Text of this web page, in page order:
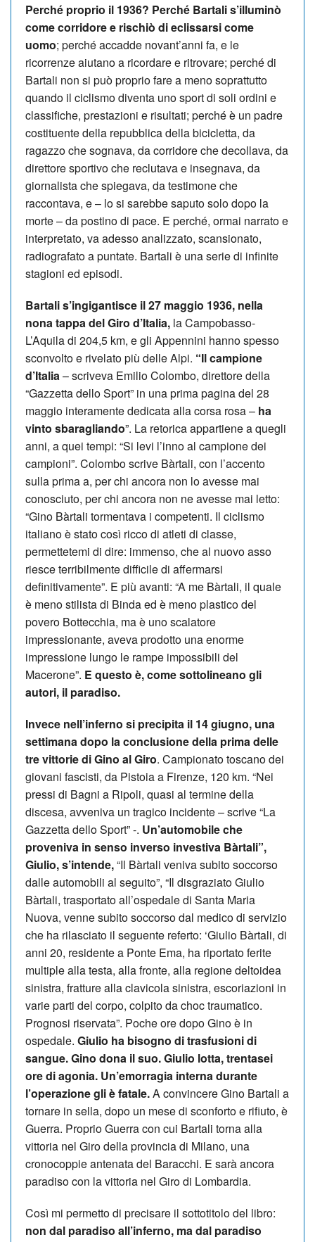
Perché proprio il 1936? Perché Bartali s’illuminò
come corridore e rischiò di eclissarsi come
uomo; perché accadde novant’anni fa, e le
ricorrenze aiutano a ricordare e ritrovare; perché di
Bartali non si può proprio fare a meno soprattutto
quando il ciclismo diventa uno sport di soli ordini e
classifiche, prestazioni e risultati; perché è un padre
costituente della repubblica della bicicletta, da
ragazzo che sognava, da corridore che decollava, da
direttore sportivo che reclutava e insegnava, da
giornalista che spiegava, da testimone che
raccontava, e – lo si sarebbe saputo solo dopo la
morte – da postino di pace. E perché, ormai narrato e
interpretato, va adesso analizzato, scansionato,
radiografato a puntate. Bartali è una serie di infinite
stagioni ed episodi.
Bartali s’ingigantisce il 27 maggio 1936, nella
nona tappa del Giro d’Italia, la Campobasso-
L’Aquila di 204,5 km, e gli Appennini hanno spesso
sconvolto e rivelato più delle Alpi. “Il campione
d’Italia– scriveva Emilio Colombo, direttore della
“Gazzetta dello Sport” in una prima pagina del 28
maggio interamente dedicata alla corsa rosa – ha
vinto sbaragliando”. La retorica appartiene a quegli
anni, a quei tempi: “Si levi l’inno al campione dei
campioni”. Colombo scrive Bàrtali, con l’accento
sulla prima a, per chi ancora non lo avesse mai
conosciuto, per chi ancora non ne avesse mai letto:
“Gino Bàrtali tormentava i competenti. Il ciclismo
italiano è stato così ricco di atleti di classe,
permettetemi di dire: immenso, che al nuovo asso
riesce terribilmente difficile di affermarsi
definitivamente”. E più avanti: “A me Bàrtali, il quale
è meno stilista di Binda ed è meno plastico del
povero Bottecchia, ma è uno scalatore
impressionante, aveva prodotto una enorme
impressione lungo le rampe impossibili del
Macerone”. E questo è, come sottolineano gli
autori, il paradiso.
Invece nell’inferno si precipita il 14 giugno, una
settimana dopo la conclusione della prima delle
tre vittorie di Gino al Giro. Campionato toscano dei
giovani fascisti, da Pistoia a Firenze, 120 km. “Nei
pressi di Bagni a Ripoli, quasi al termine della
discesa, avveniva un tragico incidente – scrive “La
Gazzetta dello Sport” -. Un’automobile che
proveniva in senso inverso investiva Bàrtali”,
Giulio, s’intende,“Il Bàrtali veniva subito soccorso
dalle automobili al seguito”, “Il disgraziato Giulio
Bàrtali, trasportato all’ospedale di Santa Maria
Nuova, venne subito soccorso dal medico di servizio
che ha rilasciato il seguente referto: ‘Giulio Bàrtali, di
anni 20, residente a Ponte Ema, ha riportato ferite
multiple alla testa, alla fronte, alla regione deltoidea
sinistra, fratture alla clavicola sinistra, escoriazioni in
varie parti del corpo, colpito da choc traumatico.
Prognosi riservata”. Poche ore dopo Gino è in
ospedale. Giulio ha bisogno di trasfusioni di
sangue. Gino dona il suo. Giulio lotta, trentasei
ore di agonia. Un’emorragia interna durante
l’operazione gli è fatale.A convincere Gino Bartali a
tornare in sella, dopo un mese di sconforto e rifiuto, è
Guerra. Proprio Guerra con cui Bartali torna alla
vittoria nel Giro della provincia di Milano, una
cronocoppie antenata del Baracchi. E sarà ancora
paradiso con la vittoria nel Giro di Lombardia.
Così mi permetto di precisare il sottotitolo del libro:
non dal paradiso all’inferno, ma dal paradiso